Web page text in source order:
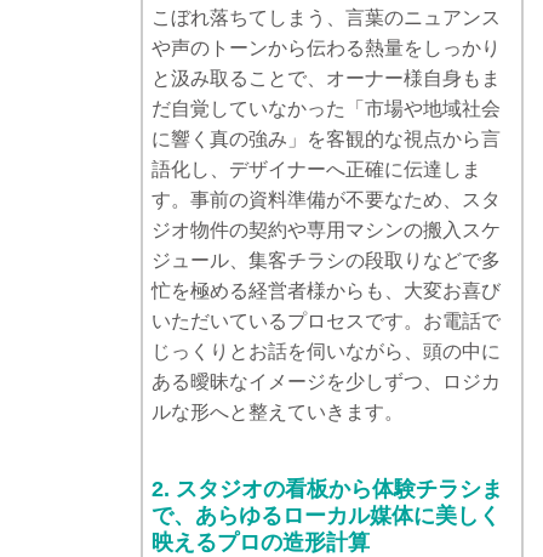
こぼれ落ちてしまう、言葉のニュアンス
や声のトーンから伝わる熱量をしっかり
と汲み取ることで、オーナー様自身もま
だ自覚していなかった「市場や地域社会
に響く真の強み」を客観的な視点から言
語化し、デザイナーへ正確に伝達しま
す。事前の資料準備が不要なため、スタ
ジオ物件の契約や専用マシンの搬入スケ
ジュール、集客チラシの段取りなどで多
忙を極める経営者様からも、大変お喜び
いただいているプロセスです。お電話で
じっくりとお話を伺いながら、頭の中に
ある曖昧なイメージを少しずつ、ロジカ
ルな形へと整えていきます。
2. スタジオの看板から体験チラシま
で、あらゆるローカル媒体に美しく
映えるプロの造形計算